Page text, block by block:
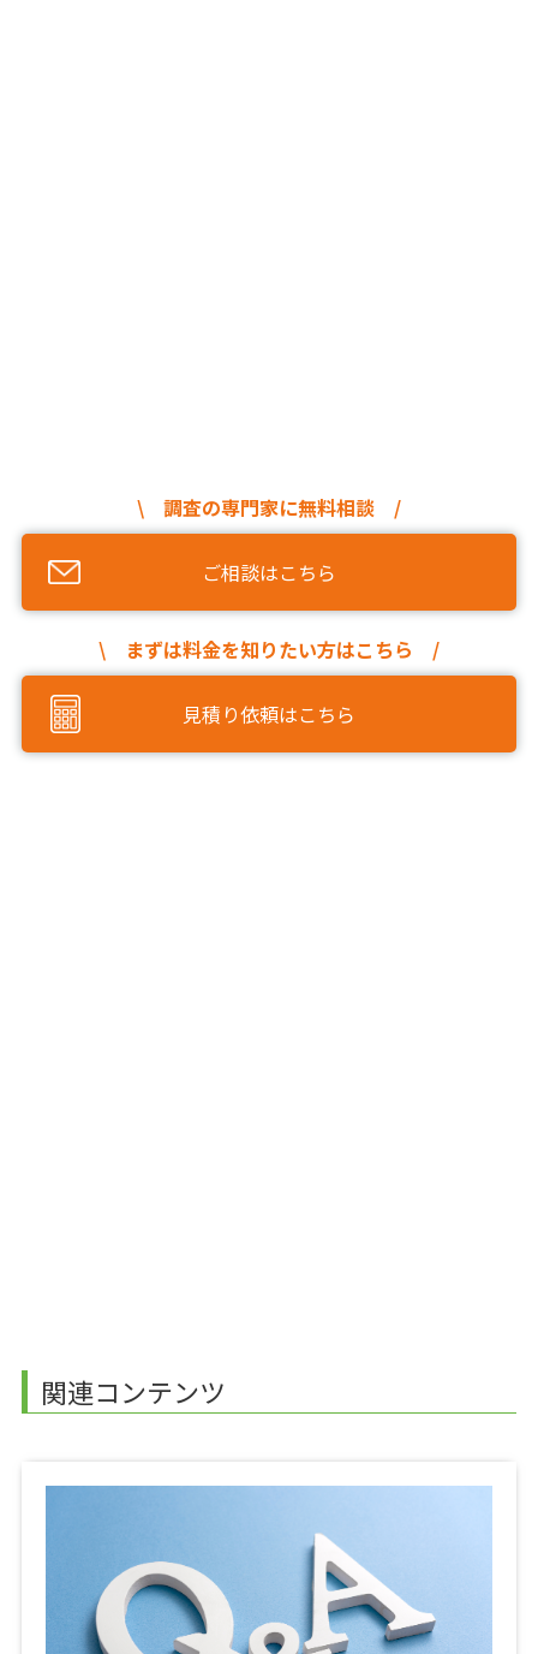
\ 調査の専門家に無料相談 /
ご相談はこちら
\ まずは料金を知りたい方はこちら /
見積り依頼はこちら
関連コンテンツ